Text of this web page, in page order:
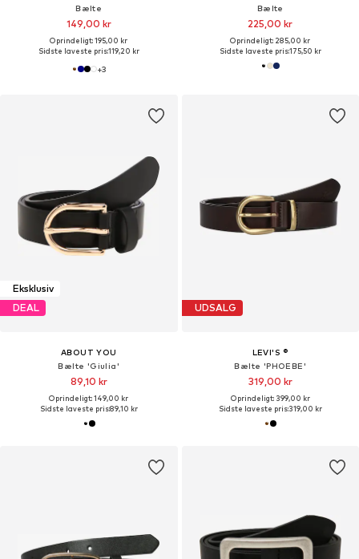
Bælte
149,00 kr
Oprindeligt: 195,00 kr
Sidste laveste pris:119,20 kr
+3
Bælte
225,00 kr
Oprindeligt: 285,00 kr
Sidste laveste pris:175,50 kr
Eksklusiv
DEAL
ABOUT YOU
Bælte 'Giulia'
89,10 kr
Oprindeligt: 149,00 kr
Sidste laveste pris:89,10 kr
UDSALG
LEVI'S ®
Bælte 'PHOEBE'
319,00 kr
Oprindeligt: 399,00 kr
Sidste laveste pris:319,00 kr